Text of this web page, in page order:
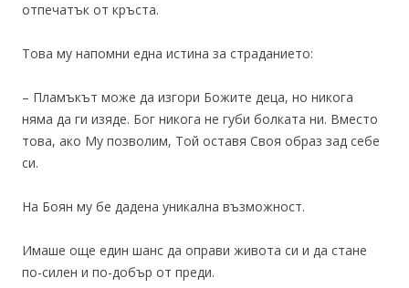
отпечатък от кръста.
Това му напомни една истина за страданието:
– Пламъкът може да изгори Божите деца, но никога
няма да ги изяде. Бог никога не губи болката ни. Вместо
това, ако Му позволим, Той оставя Своя образ зад себе
си.
На Боян му бе дадена уникална възможност.
Имаше още един шанс да оправи живота си и да стане
по-силен и по-добър от преди.